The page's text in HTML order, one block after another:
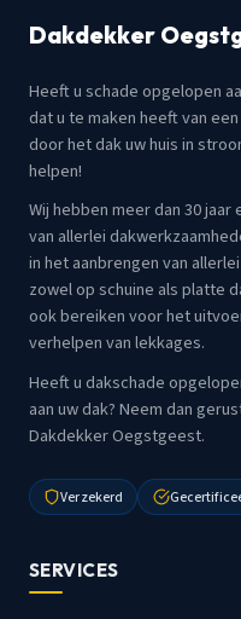
Dakdekker
Heeft u schade opgelopen
dat u te maken heeft van
door het dak uw huis in
helpen!
Wij hebben meer dan 30
van allerlei
in het aanbrengen van
zowel op schuine als platte
ook bereiken voor het
verhelpen van lekkages.
Heeft u dakschade
aan uw dak? Neem dan
Dakdekker Oegstgeest.
Verzekerd
SERVICES